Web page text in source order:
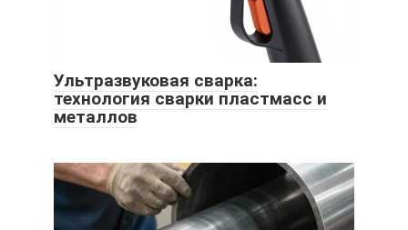
Ультразвуковая сварка:
технология сварки пластмасс и
металлов